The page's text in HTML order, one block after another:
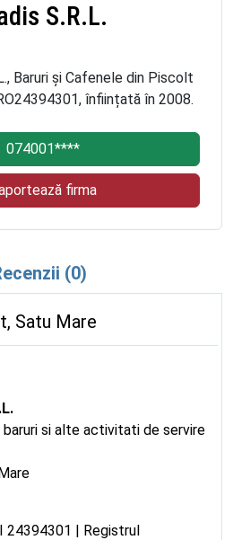
S.R.L.
Baruri și Cafenele din Piscolt
înființată în 2008.
074001****
firma
(0)
Satu Mare
si alte activitati de servire
24394301 | Registrul